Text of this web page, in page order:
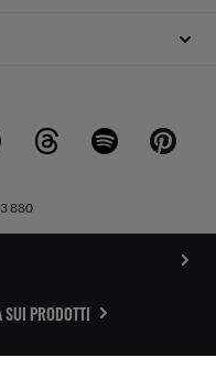
880
SUI PRODOTTI